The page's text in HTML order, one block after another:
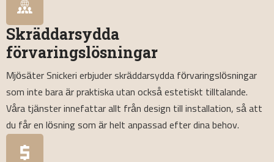
Skräddarsydda
förvaringslösningar
Mjösäter Snickeri erbjuder skräddarsydda förvaringslösningar
som inte bara är praktiska utan också estetiskt tilltalande.
Våra tjänster innefattar allt från design till installation, så att
du får en lösning som är helt anpassad efter dina behov.